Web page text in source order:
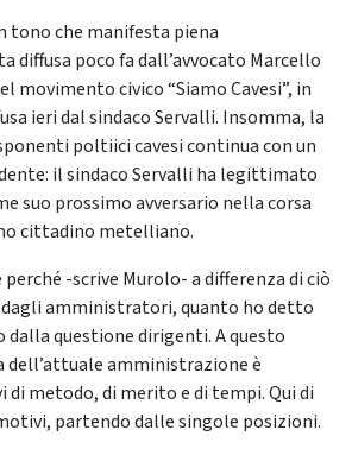
tono che manifesta piena
diffusa poco fa dall’avvocato Marcello
movimento civico “Siamo Cavesi”, in
ieri dal sindaco Servalli. Insomma, la
poltiici cavesi continua con un
il sindaco Servalli ha legittimato
suo prossimo avversario nella corsa
cittadino metelliano.
perché -scrive Murolo- a differenza di ciò
amministratori, quanto ho detto
dalla questione dirigenti. A questo
dell’attuale amministrazione è
metodo, di merito e di tempi. Qui di
partendo dalle singole posizioni.